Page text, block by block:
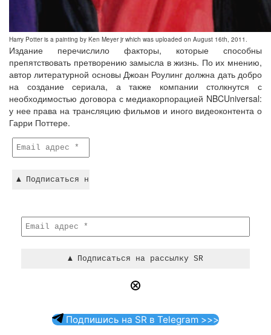
Harry Potter is a painting by Ken Meyer jr which was uploaded on August 16th, 2011.
Издание перечислило факторы, которые способны
препятствовать претворению замысла в жизнь. По их мнению,
автор литературной основы Джоан Роулинг должна дать добро
на создание сериала, а также компании столкнутся с
необходимостью договора с медиакорпорацией NBCUniversal:
у нее права на трансляцию фильмов и иного видеоконтента о
Гарри Поттере.
Подпишись на SR в Telegram >>>